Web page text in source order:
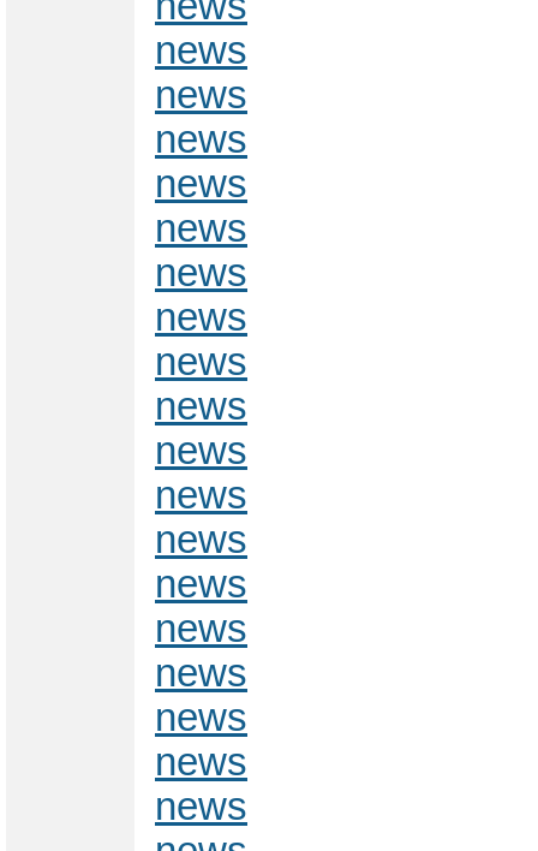
news
news
news
news
news
news
news
news
news
news
news
news
news
news
news
news
news
news